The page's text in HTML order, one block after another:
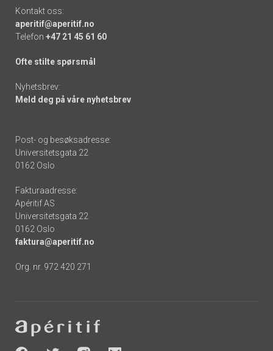
Kontakt oss:
aperitif@aperitif.no
Telefon +47 21 45 61 60
Ofte stilte spørsmål
Nyhetsbrev:
Meld deg på våre nyhetsbrev
Post- og besøksadresse:
Universitetsgata 22
0162 Oslo
Fakturaadresse:
Apéritif AS
Universitetsgata 22
0162 Oslo
faktura@aperitif.no
Org. nr. 972 420 271
-